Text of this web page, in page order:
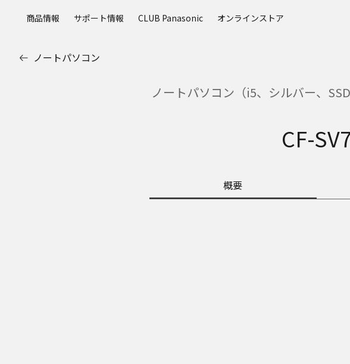
商品情報 サポート情報 CLUB Panasonic オンラインストア
ノートパソコン
ノートパソコン（i5、シルバー、
CF-
概要